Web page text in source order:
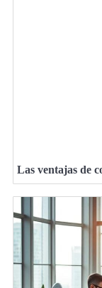
Las ventajas de